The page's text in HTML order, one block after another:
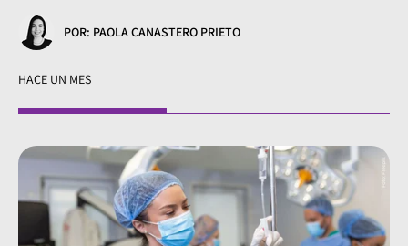
POR: PAOLA CANASTERO PRIETO
HACE UN MES